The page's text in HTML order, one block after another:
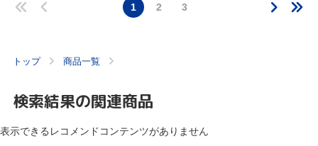
1 2 3
トップ 商品一覧
検索結果の関連商品
表示できるレコメンドコンテンツがありません